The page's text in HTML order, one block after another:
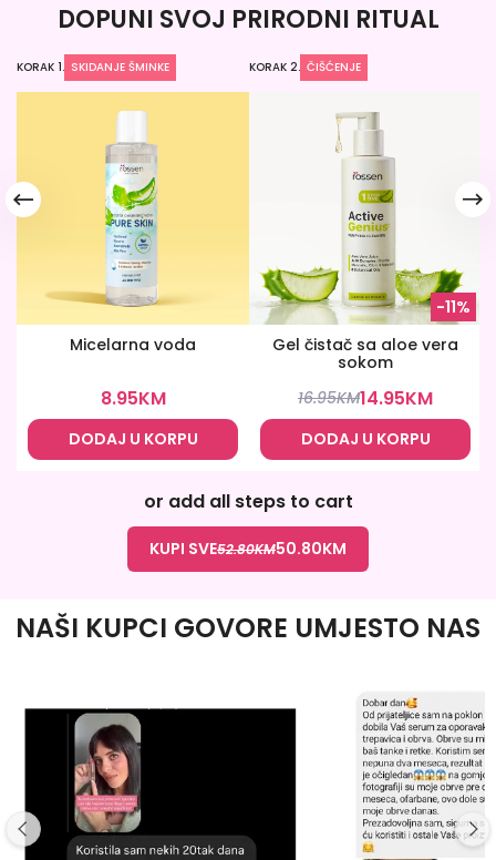
DOPUNI SVOJ PRIRODNI RITUAL
KORAK 1. SKIDANJE ŠMINKE
Micelarna voda
8.95KM
DODAJ U KORPU
KORAK 2. ČIŠĆENJE
-11%
Gel čistač sa aloe vera
sokom
16.95KM14.95KM
DODAJ U KORPU
or add all steps to cart
KUPI SVE52.80KM50.80KM
NAŠI KUPCI GOVORE UMJESTO NAS